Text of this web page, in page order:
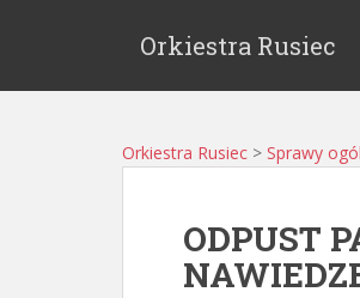
Orkiestra Rusiec
Orkiestra Rusiec > Sprawy
ODPUST